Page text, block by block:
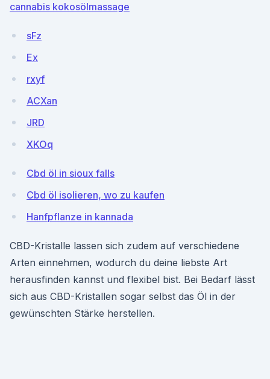
cannabis kokosölmassage
sFz
Ex
rxyf
ACXan
JRD
XKOq
Cbd öl in sioux falls
Cbd öl isolieren, wo zu kaufen
Hanfpflanze in kannada
CBD-Kristalle lassen sich zudem auf verschiedene
Arten einnehmen, wodurch du deine liebste Art
herausfinden kannst und flexibel bist. Bei Bedarf lässt
sich aus CBD-Kristallen sogar selbst das Öl in der
gewünschten Stärke herstellen.